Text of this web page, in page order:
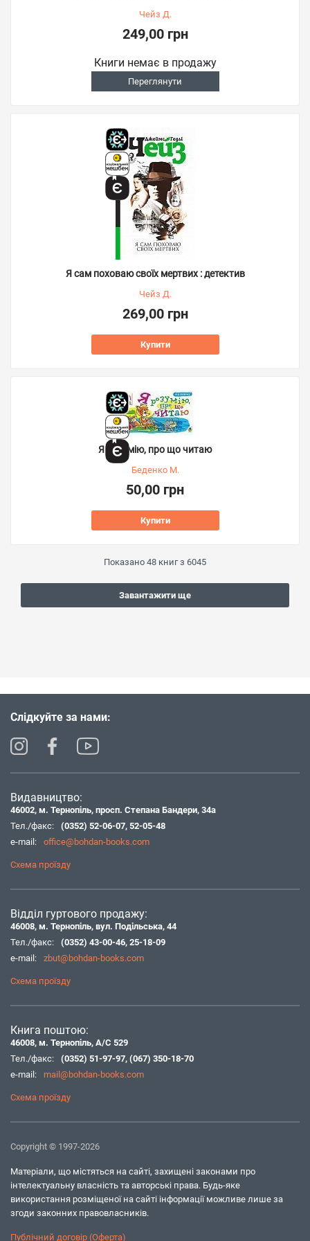
Чейз Д.
249,00 грн
Книги немає в продажу
Переглянути
Я сам поховаю своїх мертвих : детектив
Чейз Д.
269,00 грн
Купити
Я розумію, про що читаю
Беденко М.
50,00 грн
Купити
Показано 48 книг з 6045
Завантажити ще
Слідкуйте за нами:
Видавництво:
46002, м. Тернопіль, просп. Степана Бандери, 34а
Тел./факс:
(0352) 52-06-07, 52-05-48
e-mail:
office@bohdan-books.com
Схема проїзду
Відділ гуртового продажу:
46008, м. Тернопіль, вул. Подільська, 44
Тел./факс:
(0352) 43-00-46, 25-18-09
e-mail:
zbut@bohdan-books.com
Схема проїзду
Книга поштою:
46008, м. Тернопіль, А/С 529
Тел./факс:
(0352) 51-97-97, (067) 350-18-70
e-mail:
mail@bohdan-books.com
Схема проїзду
Copyright © 1997-2026
Матеріали, що містяться на сайті, захищені законами про
інтелектуальну власність та авторські права. Будь-яке
використання розміщеної на сайті інформації можливе лише за
згоди законних правовласників.
Публічний договір (Оферта)